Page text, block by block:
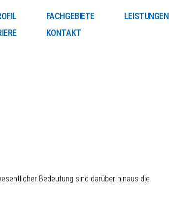
FACHGEBIETE LEISTUNGEN
KONTAKT
Bedeutung sind darüber hinaus die